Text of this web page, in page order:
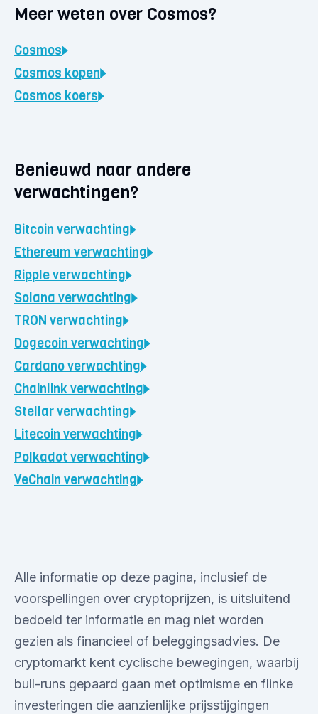
Meer weten over Cosmos?
Cosmos
Cosmos kopen
Cosmos koers
Benieuwd naar andere
verwachtingen?
Bitcoin verwachting
Ethereum verwachting
Rippleverwachting
Solana verwachting
TRON verwachting
Dogecoin verwachting
Cardanoverwachting
Chainlinkverwachting
Stellarverwachting
Litecoin verwachting
Polkadot verwachting
VeChain verwachting
Alle informatie op deze pagina, inclusief de
voorspellingen over cryptoprijzen, is uitsluitend
bedoeld ter informatie en mag niet worden
gezien als financieel of beleggingsadvies. De
cryptomarkt kent cyclische bewegingen, waarbij
bull-runs gepaard gaan met optimisme en flinke
investeringen die aanzienlijke prijsstijgingen